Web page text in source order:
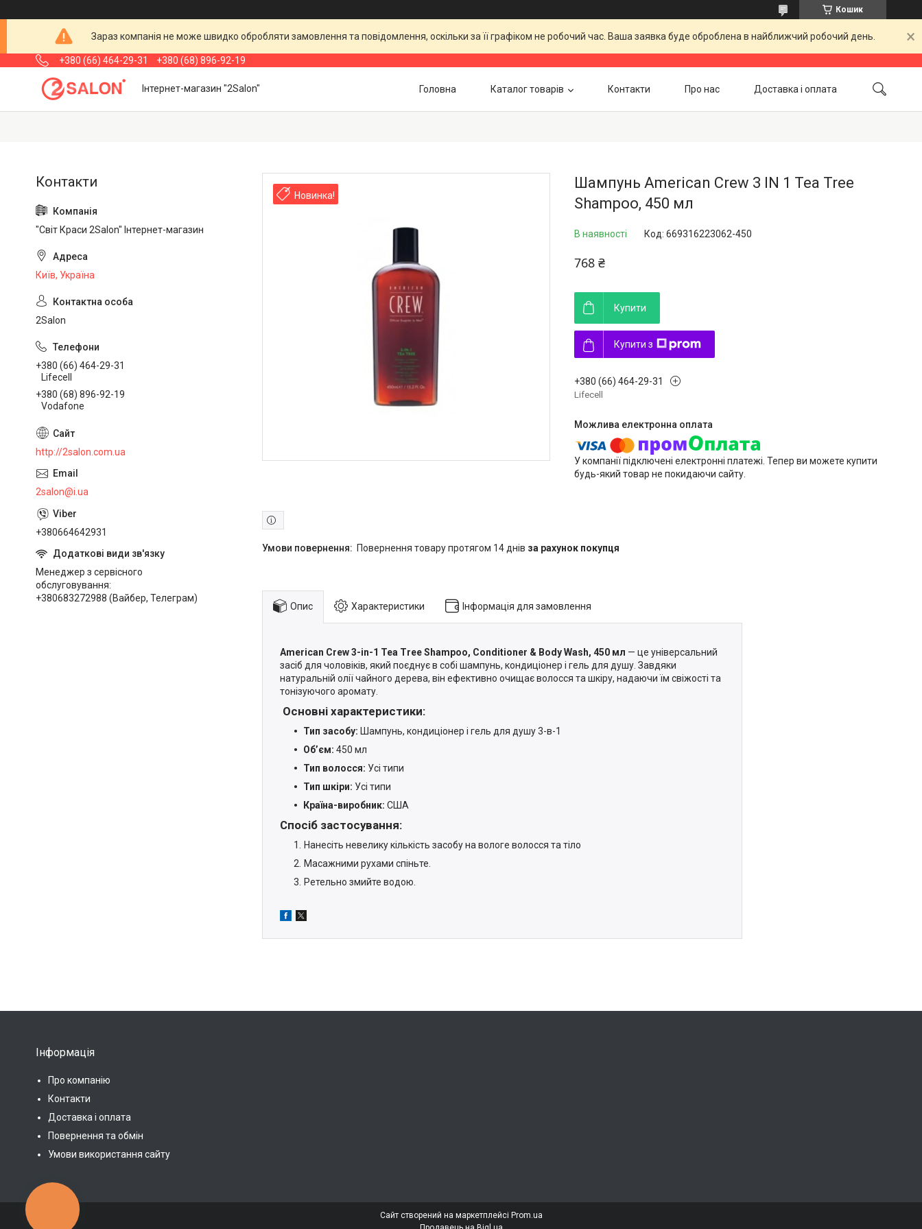
Кошик
Зараз компанія не може швидко обробляти замовлення та повідомлення, оскільки за її графіком не робочий час. Ваша заявка буде оброблена в найближчий робочий день.
+380 (66) 464-29-31 +380 (68) 896-92-19
Інтернет-магазин "2Salon" Головна Каталог товарів Контакти Про нас Доставка і оплата
Новинка!
Шампунь American Crew 3 IN 1 Tea Tree
Shampoo, 450 мл
В наявності Код: 669316223062-450
768 ₴
Купити
Купити з
+380 (66) 464-29-31
Lifecell
У компанії підключені електронні платежі. Тепер ви можете купити
будь-який товар не покидаючи сайту.
повернення товару протягом 14 днів за рахунок покупця
Опис Характеристики Інформація для замовлення
American Crew 3-in-1 Tea Tree Shampoo, Conditioner & Body Wash, 450 мл — це універсальний
засіб для чоловіків, який поєднує в собі шампунь, кондиціонер і гель для душу. Завдяки
натуральній олії чайного дерева, він ефективно очищає волосся та шкіру, надаючи їм свіжості та
тонізуючого аромату.
Основні характеристики:
Тип засобу: Шампунь, кондиціонер і гель для душу 3-в-1
Обʼєм: 450 мл
Тип волосся: Усі типи
Тип шкіри: Усі типи
Країна-виробник: США
Спосіб застосування:
Нанесіть невелику кількість засобу на вологе волосся та тіло
Масажними рухами спіньте.
Ретельно змийте водою.
"Світ Краси 2Salon" Інтернет-магазин
Київ, Україна
2Salon
+380 (66) 464-29-31
Lifecell
+380 (68) 896-92-19
Vodafone
http://2salon.com.ua
2salon@i.ua
+380664642931
Менеджер з сервісного
обслуговування
+380683272988 (Вайбер, Телеграм)
Інформація
Про компанію
Контакти
Доставка і оплата
Повернення та обмін
Умови використання сайту
Сайт створений на маркетплейсі Prom.ua